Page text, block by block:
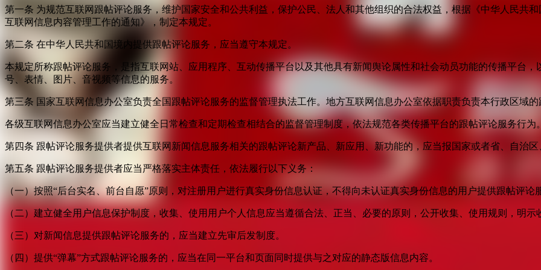
第一条 为规范互联网跟帖评论服务，维护国家安全和公共利益，保护公民、法人和其他组织的合法权益，根据《中华人民共
互联网信息内容管理工作的通知》，制定本规定。
第二条 在中华人民共和国境内提供跟帖评论服务，应当遵守本规定。
本规定所称跟帖评论服务，是指互联网站、应用程序、互动传播平台以及其他具有新闻舆论属性和社会动员功能的传播平台
号、表情、图片、音视频等信息的服务。
第三条 国家互联网信息办公室负责全国跟帖评论服务的监督管理执法工作。地方互联网信息办公室依据职责负责本行政区域
各级互联网信息办公室应当建立健全日常检查和定期检查相结合的监督管理制度，依法规范各类传播平台的跟帖评论服务行为
第四条 跟帖评论服务提供者提供互联网新闻信息服务相关的跟帖评论新产品、新应用、新功能的，应当报国家或者省、自治
第五条 跟帖评论服务提供者应当严格落实主体责任，依法履行以下义务：
（一）按照“后台实名、前台自愿”原则，对注册用户进行真实身份信息认证，不得向未认证真实身份信息的用户提供跟帖评论
（二）建立健全用户信息保护制度，收集、使用用户个人信息应当遵循合法、正当、必要的原则，公开收集、使用规则，明
（三）对新闻信息提供跟帖评论服务的，应当建立先审后发制度。
（四）提供“弹幕”方式跟帖评论服务的，应当在同一平台和页面同时提供与之对应的静态版信息内容。